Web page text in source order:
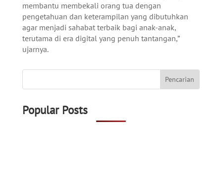
membantu membekali orang tua dengan
pengetahuan dan keterampilan yang dibutuhkan
agar menjadi sahabat terbaik bagi anak-anak,
terutama di era digital yang penuh tantangan,”
ujarnya.
Popular Posts